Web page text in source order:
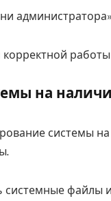
на
системы
системные файлы